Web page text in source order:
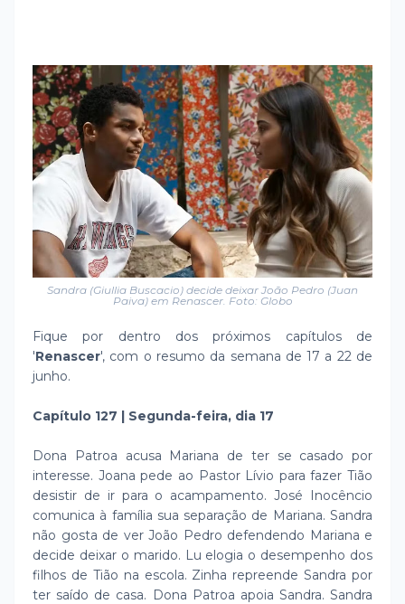
Sandra (Giullia Buscacio) decide deixar João Pedro (Juan
Paiva) em Renascer. Foto: Globo
Fique por dentro dos próximos capítulos de
'Renascer', com o resumo da semana de 17 a 22 de
junho.
Capítulo 127 | Segunda-feira, dia 17
Dona Patroa acusa Mariana de ter se casado por
interesse. Joana pede ao Pastor Lívio para fazer Tião
desistir de ir para o acampamento. José Inocêncio
comunica à família sua separação de Mariana. Sandra
não gosta de ver João Pedro defendendo Mariana e
decide deixar o marido. Lu elogia o desempenho dos
filhos de Tião na escola. Zinha repreende Sandra por
ter saído de casa. Dona Patroa apoia Sandra. Sandra